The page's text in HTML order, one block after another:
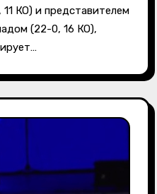
КО) и представителем
(22-0, 16 КО),